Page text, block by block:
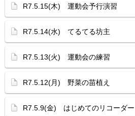
R7.5.15(木) 運動会予行演習
R7.5.14(水) てるてる坊主
R7.5.13(火) 運動会の練習
R7.5.12(月) 野菜の苗植え
R7.5.9(金) はじめてのリコーダー